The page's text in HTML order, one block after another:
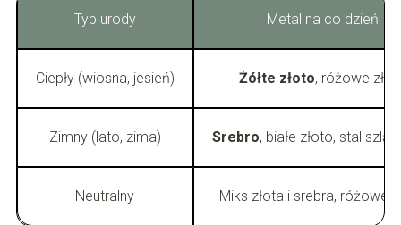
Typ urody Metal na co dzień
Ciepły (wiosna, jesień) Żółte złoto, różowe
Zimny (lato, zima) Srebro, białe złoto, stal
Neutralny Miks złota i srebra, różowe